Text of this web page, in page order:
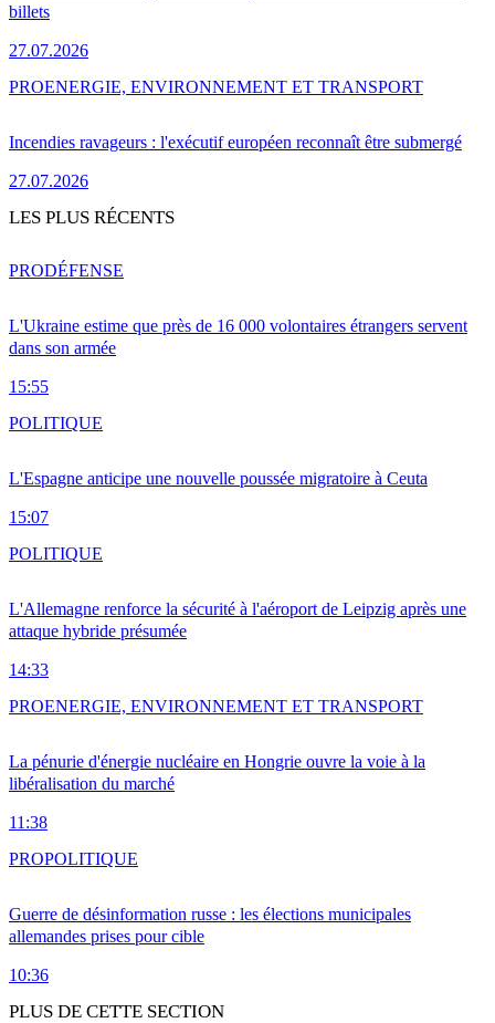
billets
27.07.2026
Incendies ravageurs : l'exécutif européen reconnaît être submergé
27.07.2026
PROENERGIE, ENVIRONNEMENT ET TRANSPORT
LES PLUS RÉCENTS
L'Ukraine estime que près de 16 000 volontaires étrangers servent
dans son armée
15:55
PRODÉFENSE
L'Espagne anticipe une nouvelle poussée migratoire à Ceuta
15:07
POLITIQUE
L'Allemagne renforce la sécurité à l'aéroport de Leipzig après une
attaque hybride présumée
14:33
POLITIQUE
La pénurie d'énergie nucléaire en Hongrie ouvre la voie à la
libéralisation du marché
11:38
PROENERGIE, ENVIRONNEMENT ET TRANSPORT
Guerre de désinformation russe : les élections municipales
allemandes prises pour cible
10:36
PROPOLITIQUE
PLUS DE CETTE SECTION